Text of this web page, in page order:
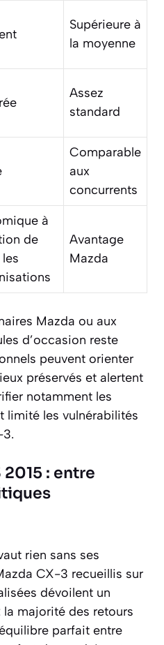
Supérieure à
la moyenne
Assez
standard
Comparable
aux
concurrents
à
de
Avantage
Mazda
Mazda ou aux
d’occasion reste
peuvent orienter
préservés et alertent
notamment les
limité les vulnérabilités
: entre
rien sans ses
CX-3 recueillis sur
dévoilent un
majorité des retours
parfait entre